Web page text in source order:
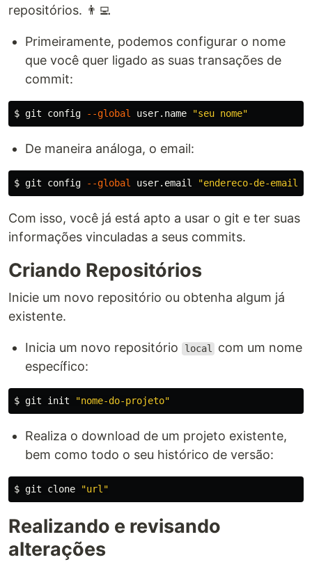
repositórios. 👨‍💻
Primeiramente, podemos configurar o nome
que você quer ligado as suas transações de
commit:
$ git config --global user.name "seu nome"
De maneira análoga, o email:
$ git config --global user.email "endereco-de-email"
Com isso, você já está apto a usar o git e ter suas
informações vinculadas a seus commits.
Criando Repositórios
Inicie um novo repositório ou obtenha algum já
existente.
Inicia um novo repositório local
com um nome
específico:
$ git init "nome-do-projeto"
Realiza o download de um projeto existente,
bem como todo o seu histórico de versão:
$ git clone "url"
Realizando e revisando
alterações